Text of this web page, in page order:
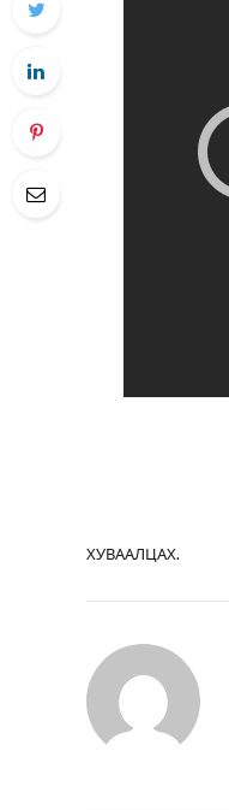
ХУВААЛЦАХ.